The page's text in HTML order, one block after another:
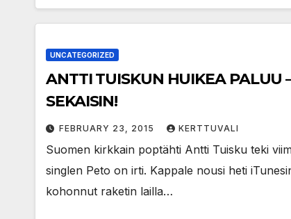
UNCATEGORIZED
ANTTI TUISKUN HUIKEA PALUU
SEKAISIN!
FEBRUARY 23, 2015 KERTTUVALI
Suomen kirkkain poptähti Antti Tuisku teki
singlen Peto on irti. Kappale nousi heti
kohonnut raketin lailla…